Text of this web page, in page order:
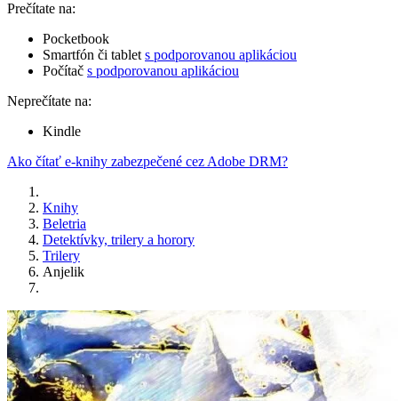
Prečítate na:
Pocketbook
Smartfón či tablet s podporovanou aplikáciou
Počítač s podporovanou aplikáciou
Neprečítate na:
Kindle
Ako čítať e-knihy zabezpečené cez Adobe DRM?
Knihy
Beletria
Detektívky, trilery a horory
Trilery
Anjelik